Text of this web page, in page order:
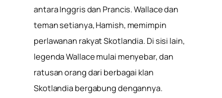
antara Inggris dan Prancis. Wallace dan
teman setianya, Hamish, memimpin
perlawanan rakyat Skotlandia. Di sisi lain,
legenda Wallace mulai menyebar, dan
ratusan orang dari berbagai klan
Skotlandia bergabung dengannya.